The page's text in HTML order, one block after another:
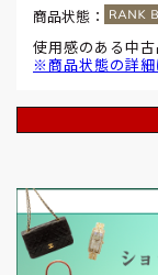
商品状態：
使用感のある中古
※商品状態の詳細